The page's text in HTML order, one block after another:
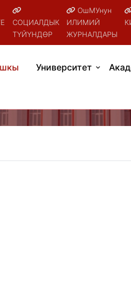
СОЦИАЛДЫК
ТҮЙҮНДӨР
ОшМУнун
ИЛИМИЙ
ЖУРНАЛДАРЫ
Университет